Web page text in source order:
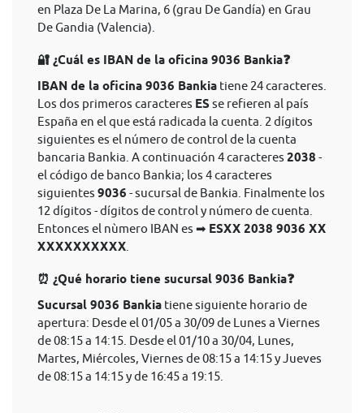
en Plaza De La Marina, 6 (grau De Gandía) en Grau
De Gandia (Valencia).
🔐 ¿Cuál es IBAN de la oficina 9036 Bankia❓
IBAN de la oficina 9036 Bankia tiene 24 caracteres.
Los dos primeros caracteres ES se refieren al país
España en el que está radicada la cuenta. 2 dígitos
siguientes es el número de control de la cuenta
bancaria Bankia. A continuación 4 caracteres 2038 -
el código de banco Bankia; los 4 caracteres
siguientes 9036 - sucursal de Bankia. Finalmente los
12 dígitos - dígitos de control y número de cuenta.
Entonces el nùmero IBAN es ➡ ESXX 2038 9036 XX
XXXXXXXXXX
⏰ ¿Qué horario tiene sucursal 9036 Bankia❓
Sucursal 9036 Bankia tiene siguiente horario de
apertura: Desde el 01/05 a 30/09 de Lunes a Viernes
de 08:15 a 14:15. Desde el 01/10 a 30/04, Lunes,
Martes, Miércoles, Viernes de 08:15 a 14:15 y Jueves
de 08:15 a 14:15 y de 16:45 a 19:15.